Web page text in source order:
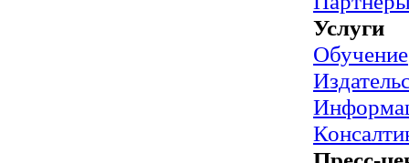
Услуги
Обучение